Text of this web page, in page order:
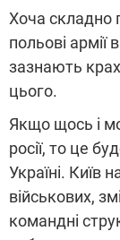
Хоча складно
польові армії
зазнають
цього.
Якщо щось і
росії, то це
Україні. Київ
військових,
командні